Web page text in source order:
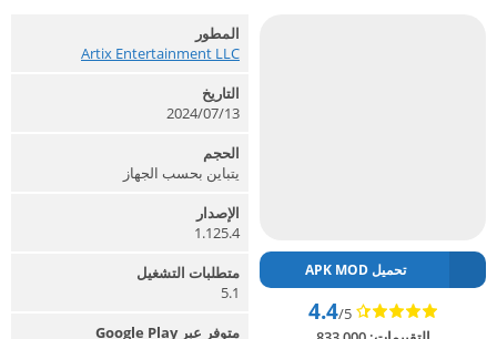
تحميل APK MOD
4.4/5
المطور
Artix Entertainment LLC‏
التاريخ
2024/07/13
الحجم
يتباين بحسب الجهاز
الإصدار
1.125.4
متطلبات التشغيل
5.1
متوفر عبر Google Play